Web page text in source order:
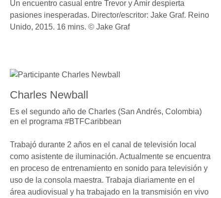
Un encuentro casual entre Trevor y Amir despierta
pasiones inesperadas. Director/escritor: Jake Graf. Reino
Unido, 2015. 16 mins. © Jake Graf
Charles Newball
Es el segundo año de Charles (San Andrés, Colombia)
en el programa #BTFCaribbean
Trabajó durante 2 años en el canal de televisión local
como asistente de iluminación. Actualmente se encuentra
en proceso de entrenamiento en sonido para televisión y
uso de la consola maestra. Trabaja diariamente en el
área audiovisual y ha trabajado en la transmisión en vivo